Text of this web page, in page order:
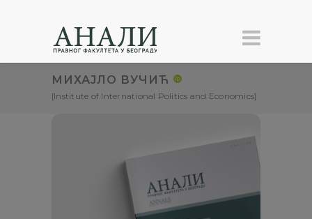
МИХАЈЛО ВУЧИЋ
[Institute of International Politics and Economics]